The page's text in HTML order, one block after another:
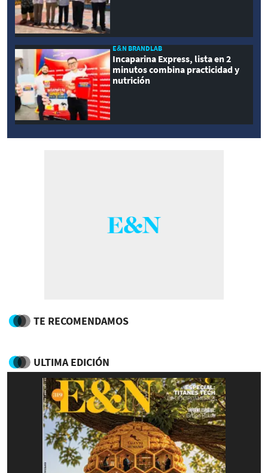
E&N BRANDLAB
Incaparina Express, lista en 2
minutos combina practicidad y
nutrición
TE RECOMENDAMOS
ULTIMA EDICIÓN